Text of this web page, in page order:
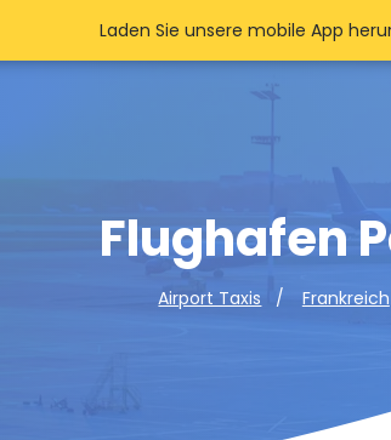
Flughafen
Airport Taxis Frankreich
Laden Sie unsere mobile App